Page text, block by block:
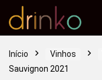
Início Vinhos
Sauvignon 2021